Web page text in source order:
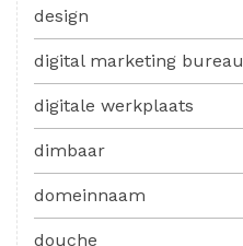
design
digital marketing bureau
digitale werkplaats
dimbaar
domeinnaam
douche